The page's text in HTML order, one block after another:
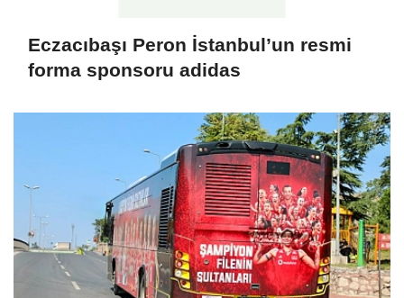
Eczacıbaşı Peron İstanbul’un resmi
forma sponsoru adidas